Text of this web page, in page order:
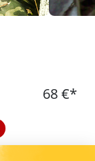
68 €*